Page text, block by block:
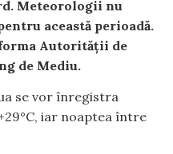
Meteorologii nu
această perioadă.
Autorității de
de Mediu.
se vor înregistra
iar noaptea între